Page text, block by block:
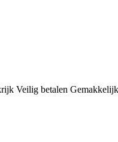
Veilig betalen